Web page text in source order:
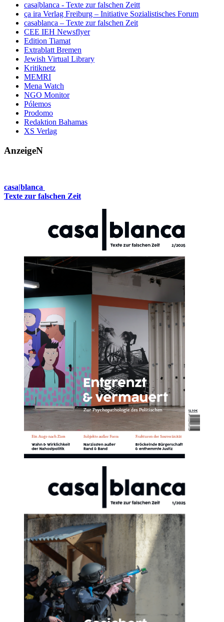
casa|blanca - Texte zur falschen Zeitt
ça ira Verlag Freiburg – Initiative Sozialistisches Forum
casablanca – Texte zur falschen Zeit
CEE IEH Newsflyer
Edition Tiamat
Extrablatt Bremen
Jewish Virtual Library
Kritiknetz
MEMRI
Mena Watch
NGO Monitor
Pólemos
Prodomo
Redaktion Bahamas
XS Verlag
AnzeigeN
casa|blanca
Texte zur falschen Zeit